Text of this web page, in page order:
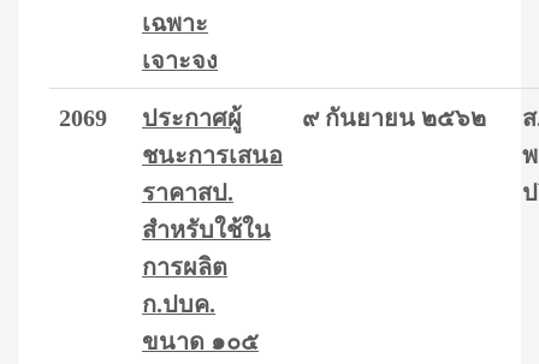
เฉพาะ
เจาะจง
2069
ประกาศผู้
ชนะการเสนอ
ราคาสป.
สำหรับใช้ใน
การผลิต
ก.ปบค.
ขนาด ๑๐๕
๙ กันยายน ๒๕๖๒